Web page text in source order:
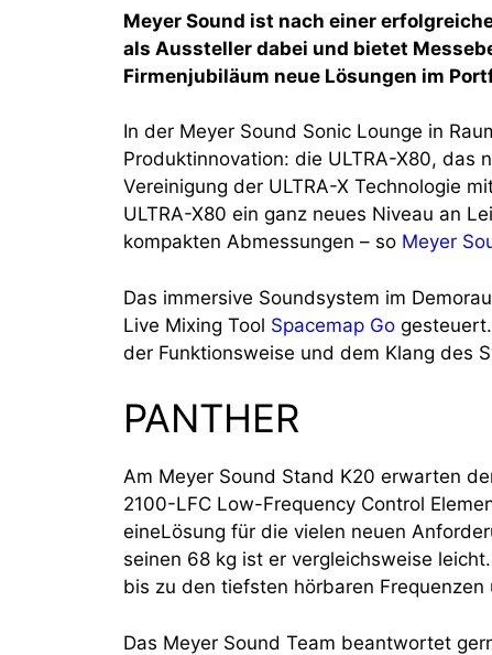
Meyer Sound ist nach einer
als Aussteller dabei und bietet
Firmenjubiläum neue Lösungen im
In der Meyer Sound Sonic Lounge in
Produktinnovation: die ULTRA-X80, das
Vereinigung der ULTRA-X Technologie
ULTRA-X80 ein ganz neues Niveau an
kompakten Abmessungen – so Meyer
Das immersive Soundsystem im
Live Mixing Tool Spacemap Go
der Funktionsweise und dem Klang des
PANTHER
Am Meyer Sound Stand K20 erwarten
2100-LFC Low-Frequency Control
eineLösung für die vielen neuen
seinen 68 kg ist er vergleichsweise
bis zu den tiefsten hörbaren
Das Meyer Sound Team beantwortet